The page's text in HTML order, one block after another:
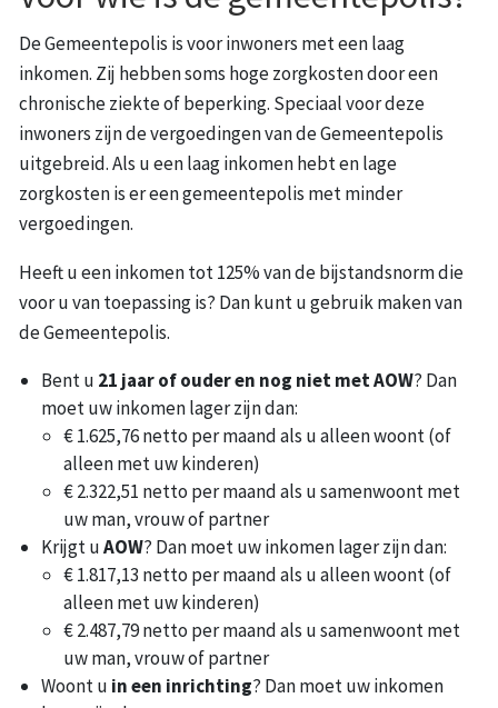
De Gemeentepolis is voor inwoners met een laag
inkomen. Zij hebben soms hoge zorgkosten door een
chronische ziekte of beperking. Speciaal voor deze
inwoners zijn de vergoedingen van de Gemeentepolis
uitgebreid. Als u een laag inkomen hebt en lage
zorgkosten is er een gemeentepolis met minder
vergoedingen.
Heeft u een inkomen tot 125% van de bijstandsnorm die
voor u van toepassing is? Dan kunt u gebruik maken van
de Gemeentepolis.
Bent u 21 jaar of ouder en nog niet met AOW? Dan
moet uw inkomen lager zijn dan:
€ 1.625,76 netto per maand als u alleen woont (of
alleen met uw kinderen)
€ 2.322,51 netto per maand als u samenwoont met
uw man, vrouw of partner
Krijgt uAOW? Dan moet uw inkomen lager zijn dan:
€ 1.817,13 netto per maand als u alleen woont (of
alleen met uw kinderen)
€ 2.487,79 netto per maand als u samenwoont met
uw man, vrouw of partner
Woont u in een inrichting? Dan moet uw inkomen